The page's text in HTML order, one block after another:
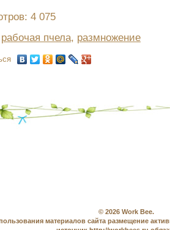
4 075
рабочая пчела, размножение
© 2026 Work Bee.
материалов сайта размещение